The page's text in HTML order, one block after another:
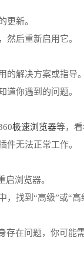
更新。
然后重新启用它。
解决方案或指导。
道你遇到的问题。
极速浏览器等，看
件无法正常工作。
浏览器。
找到“高级”或“高
在问题，你可能